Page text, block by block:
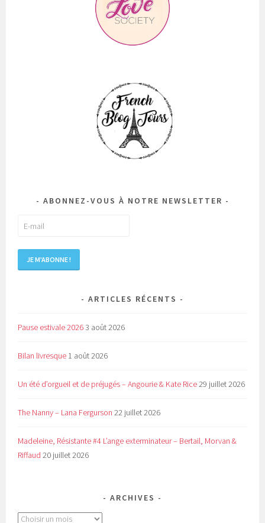
ABONNEZ-VOUS À NOTRE NEWSLETTER
ARTICLES RÉCENTS
Pause estivale 20263 août 2026
Bilan livresque 1 août 2026
Un été d’orgueil et de préjugés – Angourie & Kate Rice29 juillet 2026
The Nanny – Lana Fergurson 22 juillet 2026
Madeleine, Résistante #4 L’ange exterminateur – Bertail, Morvan &
Riffaud 20 juillet 2026
ARCHIVES
Archives